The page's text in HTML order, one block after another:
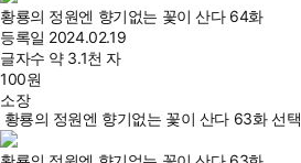
황룡의 정원엔 향기없는 꽃이 산다 64화
등록일 2024.02.19
글자수 약 3.1천 자
100원
소장
황룡의 정원엔 향기없는 꽃이 산다 63화 선택